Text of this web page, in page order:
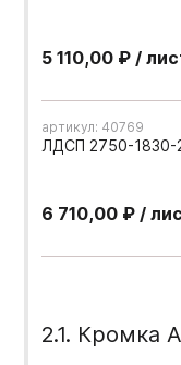
5 110,00 ₽ /
артикул: 40769
ЛДСП 2750-1830-
6 710,00 ₽ /
2.1. Кромка